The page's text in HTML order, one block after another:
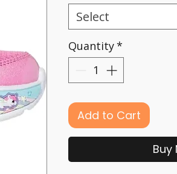
Select
Quantity*
Add to Cart
Buy